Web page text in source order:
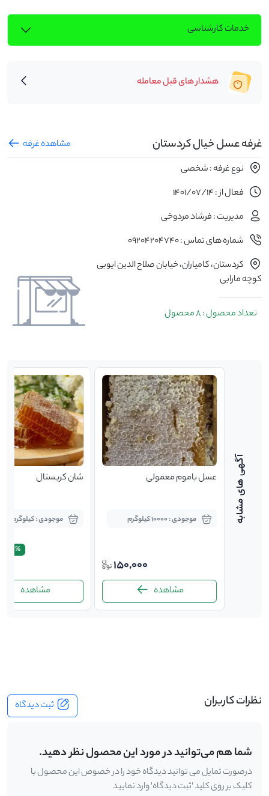
خدمات کارشناسی
هشدار های قبل معامله
غرفه عسل خیال کردستان
مشاهده غرفه
نوع غرفه : شخصی
فعال از : 1401/07/14
مدیریت : فرشاد مردوخی
شماره های تماس : 09204204740
کردستان، کامیاران، خیابان صلاح الدین ایوبی
کوچه مارابی
تعداد محصول : 8 محصول
عسل باموم معمولی
موجودی : 10000 کیلوگرم
150,000
مشاهده
شان کریستال
موجودی : کیلوگرم
21.4%
مشاهده
نظرات کاربران ثبت دیدگاه
شما هم می‌توانید در مورد این محصول نظر دهید.
درصورت تمایل می توانید دیدگاه خود را در خصوص این محصول با
کلیک بر روی کلید 'ثبت دیدگاه' وارد نمایید